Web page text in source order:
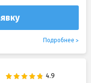
Подробнее